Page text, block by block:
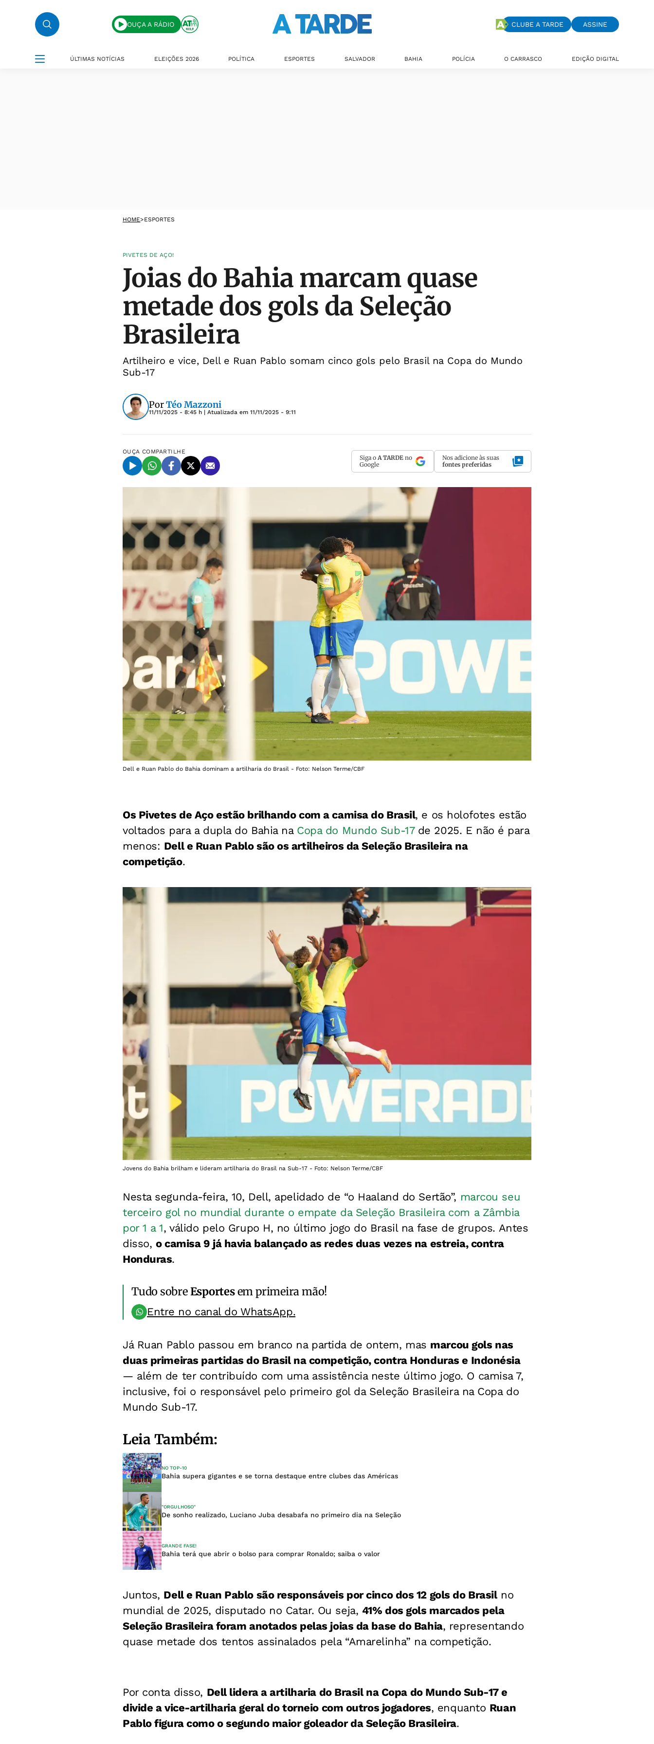
OUÇA A RÁDIO CLUBE A TARDE ASSINE
ÚLTIMAS NOTÍCIAS ELEIÇÕES 2026 POLÍTICA ESPORTES SALVADOR BAHIA POLÍCIA O CARRASCO EDIÇÃO DIGITAL
HOME>ESPORTES
PIVETES DE AÇO!
Joias do Bahia marcam quase
metade dos gols da Seleção
Brasileira
Artilheiro e vice, Dell e Ruan Pablo somam cinco gols pelo Brasil na Copa do Mundo
Sub-17
PorTéo Mazzoni
11/11/2025 - 8:45 h | Atualizada em 11/11/2025 - 9:11
OUÇA COMPARTILHE
Siga o A TARDE no
Google
Nos adicione às suas
fontes preferidas
Dell e Ruan Pablo do Bahia dominam a artilharia do Brasil - Foto: Nelson Terme/CBF
Os Pivetes de Aço estão brilhando com a camisa do Brasil, e os holofotes estão
voltados para a dupla do Bahia na Copa do Mundo Sub-17de 2025. E não é para
menos: Dell e Ruan Pablo são os artilheiros da Seleção Brasileira na
competição.
Jovens do Bahia brilham e lideram artilharia do Brasil na Sub-17 - Foto: Nelson Terme/CBF
Nesta segunda-feira, 10, Dell, apelidado de “o Haaland do Sertão”, marcou seu
terceiro gol no mundial durante o empate da Seleção Brasileira com a Zâmbia
por 1 a 1, válido pelo Grupo H, no último jogo do Brasil na fase de grupos. Antes
disso, o camisa 9 já havia balançado as redes duas vezes na estreia, contra
Honduras.
Tudo sobreEsportesem primeira mão!
Entre no canal do WhatsApp.
Já Ruan Pablo passou em branco na partida de ontem, mas marcou gols nas
duas primeiras partidas do Brasil na competição, contra Honduras e Indonésia
— além de ter contribuído com uma assistência neste último jogo. O camisa 7,
inclusive, foi o responsável pelo primeiro gol da Seleção Brasileira na Copa do
Mundo Sub-17.
Leia Também:
NO TOP-10
Bahia supera gigantes e se torna destaque entre clubes das Américas
"ORGULHOSO"
De sonho realizado, Luciano Juba desabafa no primeiro dia na Seleção
GRANDE FASE!
Bahia terá que abrir o bolso para comprar Ronaldo; saiba o valor
Juntos, Dell e Ruan Pablo são responsáveis por cinco dos 12 gols do Brasilno
mundial de 2025, disputado no Catar. Ou seja, 41% dos gols marcados pela
Seleção Brasileira foram anotados pelas joias da base do Bahia, representando
quase metade dos tentos assinalados pela “Amarelinha” na competição.
Por conta disso, Dell lidera a artilharia do Brasil na Copa do Mundo Sub-17 e
divide a vice-artilharia geral do torneio com outros jogadores, enquanto Ruan
Pablo figura como o segundo maior goleador da Seleção Brasileira.